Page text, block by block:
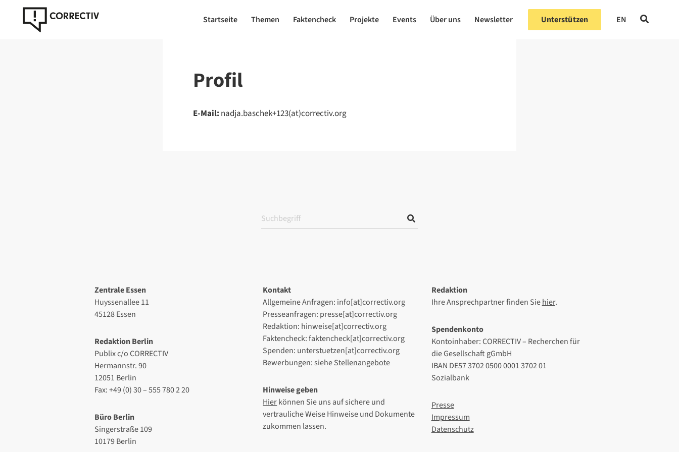
Startseite Themen Faktencheck Projekte Events Über uns Newsletter Unterstützen EN
Profil
E-Mail: nadja.baschek+123(at)correctiv.org
Zentrale Essen
Huyssenallee 11
45128 Essen
Redaktion Berlin
Publix c/o CORRECTIV
Hermannstr. 90
12051 Berlin
Fax: +49 (0) 30 – 555 780 2 20
Büro Berlin
Singerstraße 109
10179 Berlin
Kontakt
Allgemeine Anfragen: info[at]correctiv.org
Presseanfragen: presse[at]correctiv.org
Redaktion: hinweise[at]correctiv.org
Faktencheck: faktencheck[at]correctiv.org
Spenden: unterstuetzen[at]correctiv.org
Bewerbungen: sieheStellenangebote
Hinweise geben
Hierkönnen Sie uns auf sichere und
vertrauliche Weise Hinweise und Dokumente
zukommen lassen.
Redaktion
Ihre Ansprechpartner finden Siehier.
Spendenkonto
Kontoinhaber: CORRECTIV – Recherchen für
die Gesellschaft gGmbH
IBAN DE57 3702 0500 0001 3702 01
Sozialbank
Presse
Impressum
Datenschutz